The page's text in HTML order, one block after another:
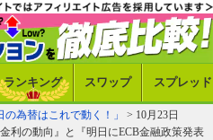
ランキング スワップ スプレッド
為替はこれで動く！」
> 10月23日
利の動向』と『明日にECB金融政策発表